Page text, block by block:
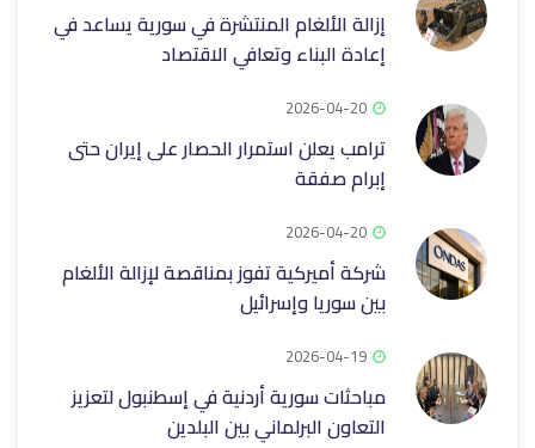
إزالة الألغام المنتشرة في سورية يساعد في
إعادة البناء وتعافي الاقتصاد
2026-04-20
ترامب يعلن استمرار الحصار على إيران حتى
إبرام صفقة
2026-04-20
شركة أميركية تفوز بمناقصة لإزالة الألغام
بين سوريا وإسرائيل
2026-04-19
مباحثات سورية أردنية في إسطنبول لتعزيز
التعاون البرلماني بين البلدين